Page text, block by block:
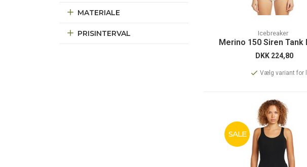
MATERIALE
PRISINTERVAL Icebreaker
Merino 150 Siren Tank
DKK224,80
Vælg variant for
SALE